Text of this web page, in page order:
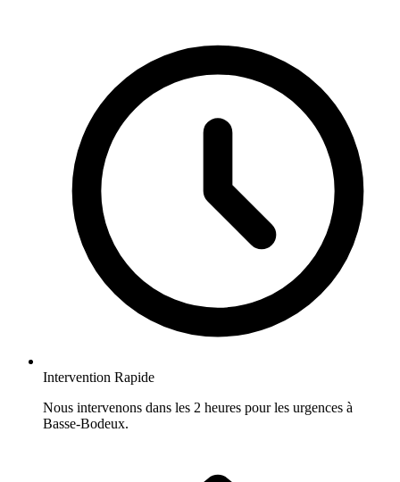
Intervention Rapide
Nous intervenons dans les 2 heures pour les urgences à
Basse-Bodeux.